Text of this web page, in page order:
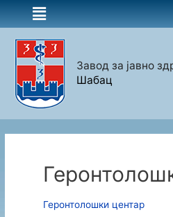
Завод за јавно
Шабац
Геронтолошки центар